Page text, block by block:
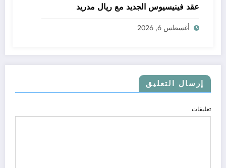
عقد فينيسيوس الجديد مع ريال مدريد
أغسطس 6, 2026
إرسال التعليق
تعليقات